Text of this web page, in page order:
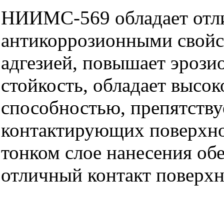
НИИМС-569 обладает
антикоррозионными
адгезией, повышает
стойкость, обладает
способностью,
контактирующих
тонком слое нанесения
отличный контакт